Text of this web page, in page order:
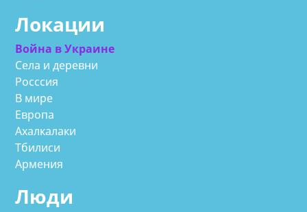
Локации
Война в Украине
Села и деревни
Росссия
В мире
Европа
Ахалкалаки
Тбилиси
Армения
Люди